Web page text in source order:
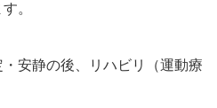
。
安静の後、リハビリ（運動療